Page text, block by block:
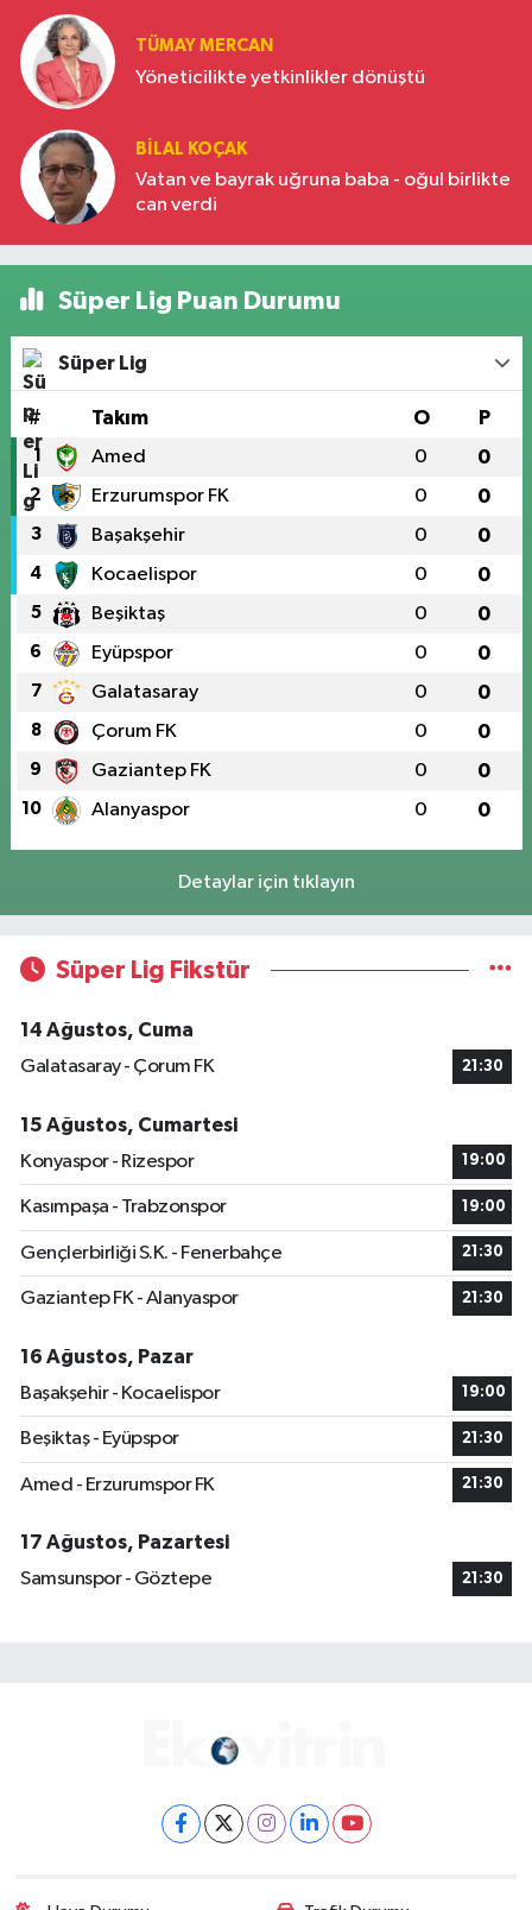
TÜMAY MERCAN
Yöneticilikte yetkinlikler dönüştü
BILAL KOÇAK
Vatan ve bayrak uğruna baba - oğul birlikte
can verdi
Süper Lig Puan Durumu
Süper Lig
# Takım O P
1 Amed 0 0
2 Erzurumspor FK 0 0
3 Başakşehir 0 0
4 Kocaelispor 0 0
5 Beşiktaş 0 0
6 Eyüpspor 0 0
7 Galatasaray 0 0
8 Çorum FK 0 0
9 Gaziantep FK 0 0
10 Alanyaspor 0 0
Detaylar için tıklayın
Süper Lig Fikstür
14 Ağustos, Cuma
Galatasaray - Çorum FK
21:30
15 Ağustos, Cumartesi
Konyaspor - Rizespor
19:00
Kasımpaşa - Trabzonspor 19:00
Gençlerbirliği S.K. - Fenerbahçe 21:30
Gaziantep FK - Alanyaspor 21:30
16 Ağustos, Pazar
Başakşehir - Kocaelispor
19:00
Beşiktaş - Eyüpspor 21:30
Amed - Erzurumspor FK 21:30
17 Ağustos, Pazartesi
Samsunspor - Göztepe
21:30